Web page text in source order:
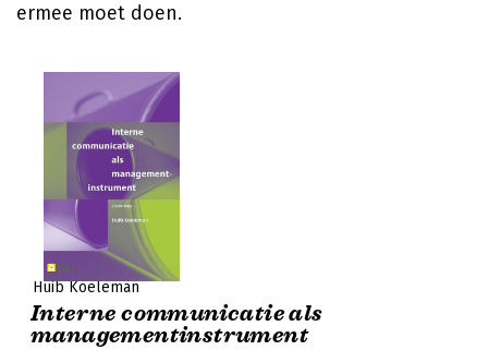
ermee moet doen.
Huib Koeleman
Interne communicatie als
managementinstrument